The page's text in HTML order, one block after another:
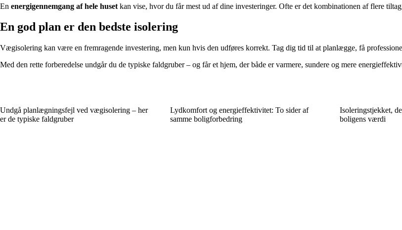
En energigennemgang af hele huset kan vise, hvor du får mest ud af dine investeringer. Ofte er det kombinationen af flere
En god plan er den bedste isolering
Vægisolering kan være en fremragende investering, men kun hvis den udføres korrekt. Tag dig tid til at planlægge, få
Med den rette forberedelse undgår du de typiske faldgruber – og får et hjem, der både er varmere, sundere og mere
Undgå planlægningsfejl ved vægisolering – her
er de typiske faldgruber
Lydkomfort og energieffektivitet: To sider af
samme boligforbedring
Isoleringstjekket,
boligens værdi